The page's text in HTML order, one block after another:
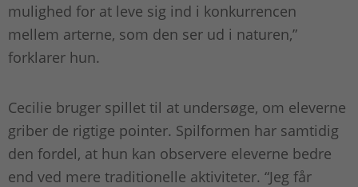
mulighed for at leve sig ind i konkurrencen
mellem arterne, som den ser ud i naturen,”
forklarer hun.
Cecilie bruger spillet til at undersøge, om eleverne
griber de rigtige pointer. Spilformen har samtidig
den fordel, at hun kan observere eleverne bedre
end ved mere traditionelle aktiviteter. “Jeg får